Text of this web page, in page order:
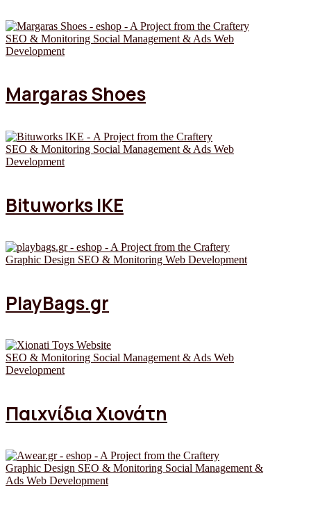
SEO & Monitoring Social Management & Ads Web
Development
Margaras Shoes
SEO & Monitoring Social Management & Ads Web
Development
Bituworks ΙΚΕ
Graphic Design SEO & Monitoring Web Development
PlayBags.gr
SEO & Monitoring Social Management & Ads Web
Development
Παιχνίδια Χιονάτη
Graphic Design SEO & Monitoring Social Management &
Ads Web Development